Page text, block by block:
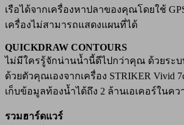
เรือได้จากเครื่องหาปลาของคุณโดยใช้
เครื่องไม่สามารถแสดงแผนที่ได้
QUICKDRAW CONTOURS
ไม่มีใครรู้จักน่านน้ำนี้ดีไปกว่าคุณ ด้วยระบ
ด้วยตัวคุณเองจากเครื่อง STRIKER Vivid
เก็บข้อมูลท้องน้ำได้ถึง 2 ล้านเอเคอร์ในคว
รวมฮาร์ดแวร์